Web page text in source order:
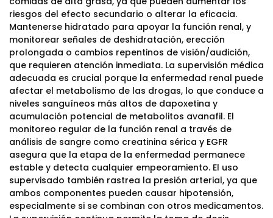
riesgos del efecto secundario o alterar la eficacia.
Mantenerse hidratado para apoyar la función renal, y
monitorear señales de deshidratación, erección
prolongada o cambios repentinos de visión/audición,
que requieren atención inmediata. La supervisión médica
adecuada es crucial porque la enfermedad renal puede
afectar el metabolismo de las drogas, lo que conduce a
niveles sanguíneos más altos de dapoxetina y
acumulación potencial de metabolitos avanafil. El
monitoreo regular de la función renal a través de
análisis de sangre como creatinina sérica y EGFR
asegura que la etapa de la enfermedad permanece
estable y detecta cualquier empeoramiento. El uso
supervisado también rastrea la presión arterial, ya que
ambos componentes pueden causar hipotensión,
especialmente si se combinan con otros medicamentos.